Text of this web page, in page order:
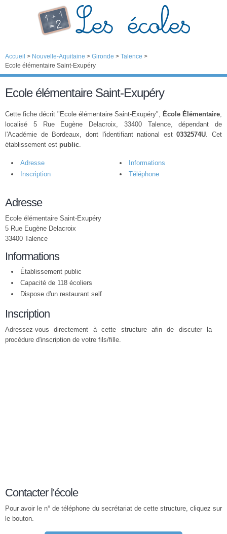
Accueil > Nouvelle-Aquitaine > Gironde > Talence >
Ecole élémentaire Saint-Exupéry
Ecole élémentaire Saint-Exupéry
Cette fiche décrit "Ecole élémentaire Saint-Exupéry", École Élémentaire,
localisé 5 Rue Eugène Delacroix, 33400 Talence, dépendant de
l'Académie de Bordeaux, dont l'identifiant national est0332574U. Cet
établissement est public.
Adresse
Informations
Inscription
Téléphone
Adresse
Ecole élémentaire Saint-Exupéry
5 Rue Eugène Delacroix
33400 Talence
Informations
Établissement public
Capacité de 118 écoliers
Dispose d'un restaurant self
Inscription
Adressez-vous directement à cette structure afin de discuter la
procédure d'inscription de votre fils/fille.
Contacter l'école
Pour avoir le n° de téléphone du secrétariat de cette structure, cliquez sur
le bouton.